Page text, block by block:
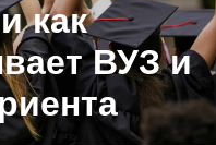
как
ВУЗ и